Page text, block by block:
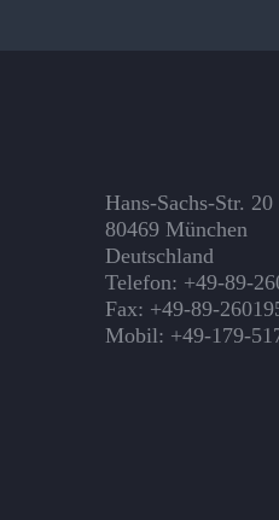
Hans-Sachs-Str. 20
80469 München
Deutschland
Telefon: +49-89-
Fax: +49-89-
Mobil: +49-179-